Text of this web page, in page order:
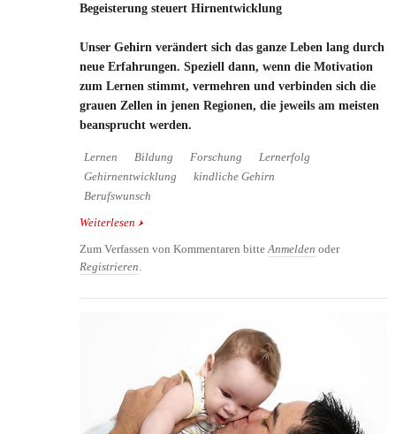
Begeisterung steuert Hirnentwicklung
Unser Gehirn verändert sich das ganze Leben lang durch
neue Erfahrungen. Speziell dann, wenn die Motivation
zum Lernen stimmt, vermehren und verbinden sich die
grauen Zellen in jenen Regionen, die jeweils am meisten
beansprucht werden.
Lernen Bildung Forschung
Lernerfolg
Gehirnentwicklung
kindliche Gehirn
Berufswunsch
Weiterlesen über Begeisterung steuert Hirnentwicklung
Zum Verfassen von Kommentaren bitte Anmelden oder
Registrieren